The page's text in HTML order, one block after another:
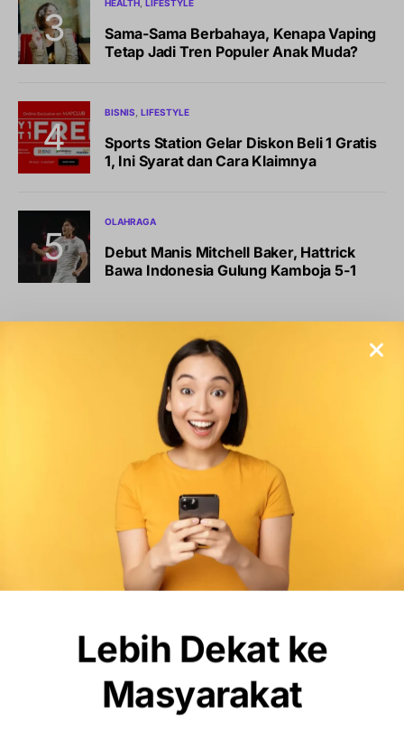
HEALTH LIFESTYLE
Sama-Sama Berbahaya, Kenapa Vaping
Tetap Jadi Tren Populer Anak Muda?
BISNIS LIFESTYLE
Sports Station Gelar Diskon Beli 1 Gratis
1, Ini Syarat dan Cara Klaimnya
OLAHRAGA
Debut Manis Mitchell Baker, Hattrick
Bawa Indonesia Gulung Kamboja 5-1
Lebih Dekat ke
Masyarakat